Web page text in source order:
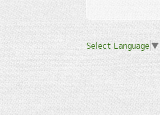
Select Language▼